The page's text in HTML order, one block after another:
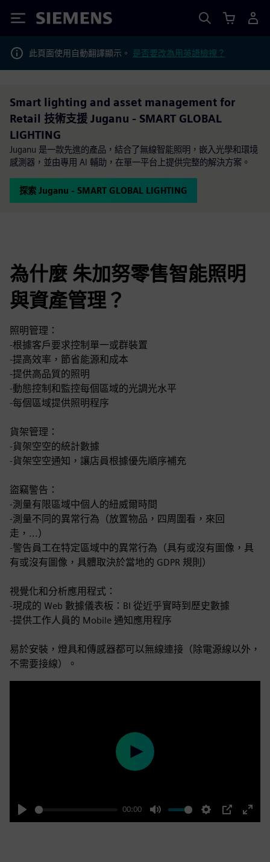
Siemens
此頁面使用自動翻譯顯示。 是否要改為用英語檢視？
Smart lighting and asset management for
Retail 技術支援 Juganu - SMART GLOBAL
LIGHTING
Juganu 是一款先進的產品，結合了無線智能照明，嵌入光學和環境
感測器，並由專用 AI 輔助，在單一平台上提供完整的解決方案。
探索 Juganu - SMART GLOBAL LIGHTING
為什麼 朱加努零售智能照明
與資產管理？
照明管理：
-根據客戶要求控制單一或群裝置
-提高效率，節省能源和成本
-提供高品質的照明
-動態控制和監控每個區域的光調光水平
-每個區域提供照明程序
貨架管理：
-貨架空空的統計數據
-貨架空空通知，讓店員根據優先順序補充
盜竊警告：
-測量有限區域中個人的紐威爾時間
-測量不同的異常行為（放置物品，四周圍看，來回
走，...）
-警告員工在特定區域中的異常行為（具有或沒有圖像，具
有或沒有圖像，具體取決於當地的 GDPR 規則）
視覺化和分析應用程式：
-現成的 Web 數據儀表板：BI 從近乎實時到歷史數據
-提供工作人員的 Mobile 通知應用程序
易於安裝，燈具和傳感器都可以無線連接（除電源線以外，
不需要接線）。
Play
00:00
Mute Settings
PIP
Enter
Play